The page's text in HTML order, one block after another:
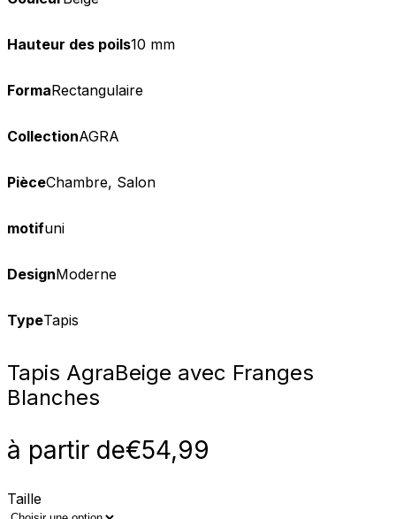
Hauteur des poils10 mm
FormaRectangulaire
CollectionAGRA
PièceChambre, Salon
motifuni
DesignModerne
TypeTapis
Tapis AgraBeige avec Franges
Blanches
à partir de€54,99
Taille